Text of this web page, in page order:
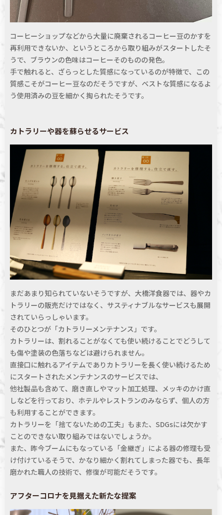
コーヒーショップなどから大量に廃棄されるコーヒー豆のかすを
再利用できないか、というところから取り組みがスタートしたそ
うで、ブラウンの色味はコーヒーそのものの発色。
手で触れると、ざらっとした質感になっているのが特徴で、この
質感こそがコーヒー豆なのだそうですが、ベストな質感になるよ
う使用済みの豆を細かく掏られたそうです。
カトラリーや器を蘇らせるサービス
まだあまり知られていないそうですが、大橋洋食器では、器やカ
トラリーの販売だけではなく、サスティナブルなサービスも展開
されていらっしゃいます。
そのひとつが「カトラリーメンテナンス」です。
カトラリーは、割れることがなくても使い続けることでどうして
も傷や塗装の色落ちなどは避けられません。
直接口に触れるアイテムでありカトラリーを長く使い続けるため
にスタートされたメンテナンスのサービスでは、
他社製品も含めて、磨き直しやマット加工処理、メッキのかけ直
しなどを行っており、ホテルやレストランのみならず、個人の方
も利用することができます。
カトラリーを「捨てないための工夫」もまた、SDGsには欠かす
ことのできない取り組みではないでしょうか。
また、昨今ブームにもなっている「金継ぎ」による器の修理も受
け付けているそうで、かなり細かく割れてしまった器でも、長年
磨かれた職人の技術で、修復が可能だそうです。
アフターコロナを見据えた新たな提案